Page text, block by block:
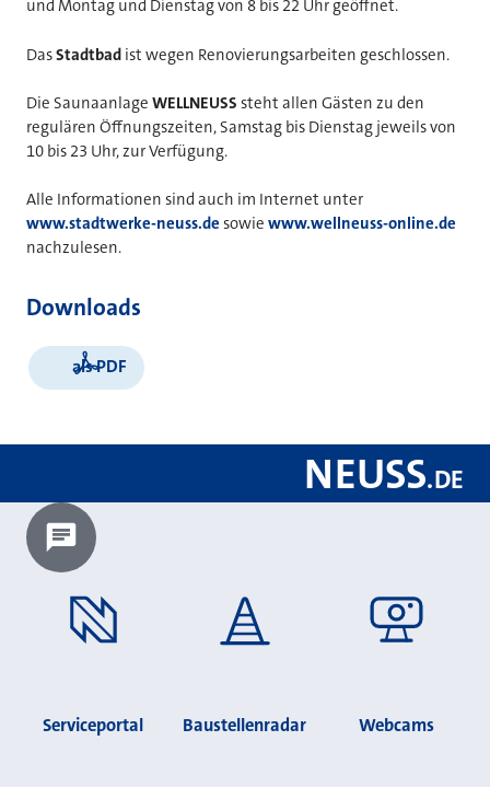
und Montag und Dienstag von 8 bis 22 Uhr geöffnet.
DasStadtbad ist wegen Renovierungsarbeiten geschlossen.
Die Saunaanlage WELLNEUSS steht allen Gästen zu den
regulären Öffnungszeiten, Samstag bis Dienstag jeweils von
10 bis 23 Uhr, zur Verfügung.
Alle Informationen sind auch im Internet unter
www.stadtwerke-neuss.de sowie www.wellneuss-online.de
nachzulesen.
Downloads
als PDF
NEUSS.DE
Chatbot laden?
Serviceportal Baustellenradar Webcams